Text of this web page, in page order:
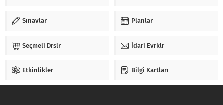
Sınavlar Planlar
Seçmeli Drslr İdari Evrklr
Etkinlikler Bilgi Kartları